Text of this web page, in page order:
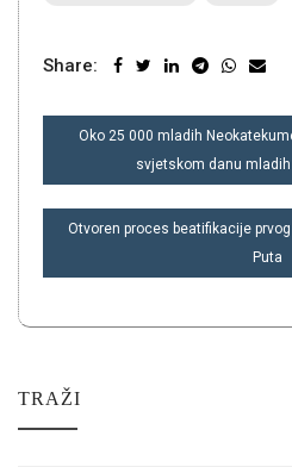
Share:
NAVIGACIJA
OBJAVA
Oko 25 000 mladih
svjetskom danu mladih
Otvoren proces beatifikacije
Puta
TRAŽI